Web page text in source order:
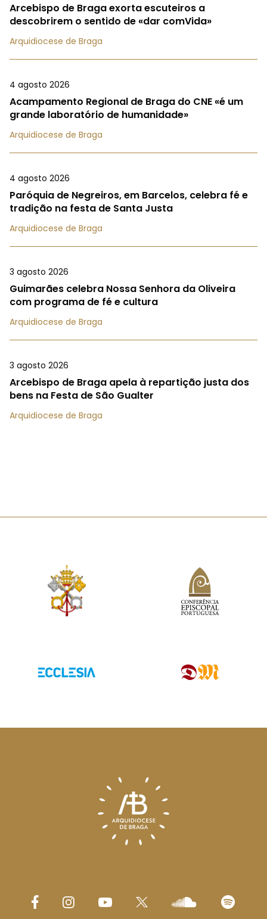
Arcebispo de Braga exorta escuteiros a
descobrirem o sentido de «dar comVida»
Arquidiocese de Braga
4 agosto 2026
Acampamento Regional de Braga do CNE «é um
grande laboratório de humanidade»
Arquidiocese de Braga
4 agosto 2026
Paróquia de Negreiros, em Barcelos, celebra fé e
tradição na festa de Santa Justa
Arquidiocese de Braga
3 agosto 2026
Guimarães celebra Nossa Senhora da Oliveira
com programa de fé e cultura
Arquidiocese de Braga
3 agosto 2026
Arcebispo de Braga apela à repartição justa dos
bens na Festa de São Gualter
Arquidiocese de Braga